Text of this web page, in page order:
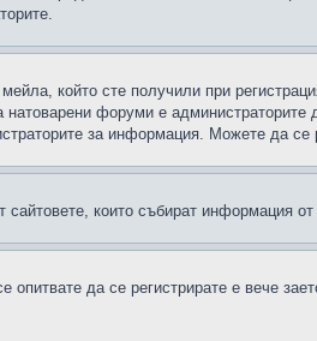
който сте получили при
форуми е администраторите
за информация. Можете да се
които събират информация
да се регистрирате е вече